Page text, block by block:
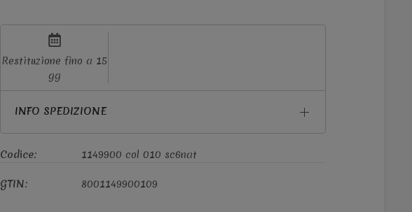
Restituzione fino a 15
gg
INFO SPEDIZIONE
Codice: 1149900 col 010 sc6nat
GTIN: 8001149900109